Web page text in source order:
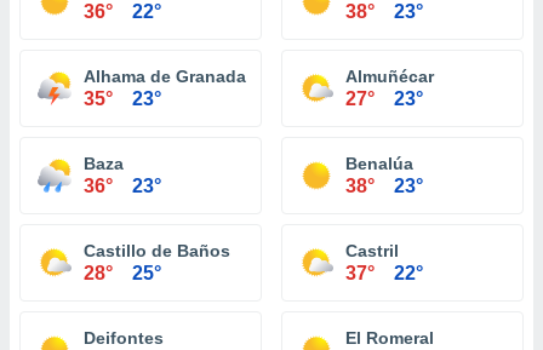
36° 22° 38° 23°
Alhama de Granada
35° 23°
Almuñécar
27° 23°
Baza
36° 23°
Benalúa
38° 23°
Castillo de Baños
28° 25°
Castril
37° 22°
Deifontes El Romeral